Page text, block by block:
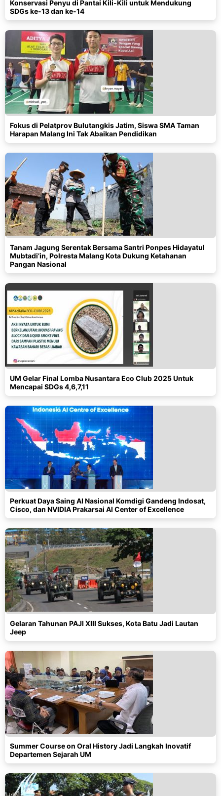
Konservasi Penyu di Pantai Kili-Kili untuk Mendukung
SDGs ke-13 dan ke-14
Fokus di Pelatprov Bulutangkis Jatim, Siswa SMA Taman
Harapan Malang Ini Tak Abaikan Pendidikan
Tanam Jagung Serentak Bersama Santri Ponpes Hidayatul
Mubtadi’in, Polresta Malang Kota Dukung Ketahanan
Pangan Nasional
UM Gelar Final Lomba Nusantara Eco Club 2025 Untuk
Mencapai SDGs 4,6,7,11
Perkuat Daya Saing AI Nasional Komdigi Gandeng Indosat,
Cisco, dan NVIDIA Prakarsai AI Center of Excellence
Gelaran Tahunan PAJI XIII Sukses, Kota Batu Jadi Lautan
Jeep
Summer Course on Oral History Jadi Langkah Inovatif
Departemen Sejarah UM